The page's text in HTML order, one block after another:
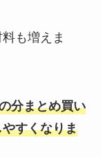
も増えま
分まとめ買い
すくなりま